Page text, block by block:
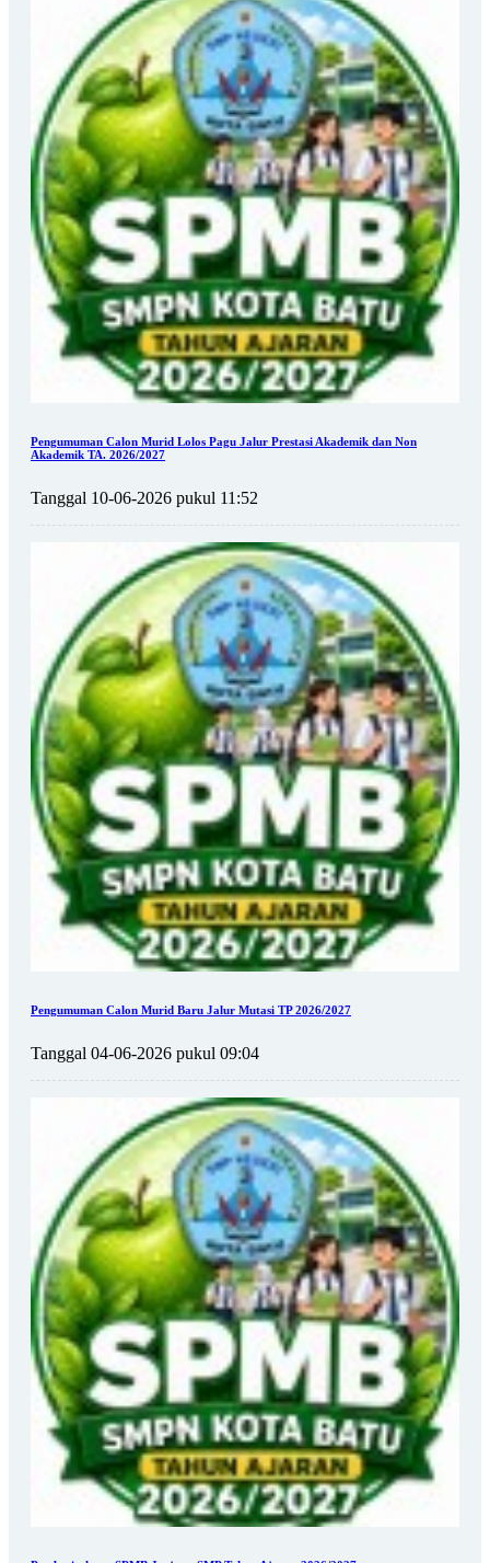
Pengumuman Calon Murid Lolos Pagu Jalur Prestasi Akademik dan Non
Akademik TA. 2026/2027
Tanggal 10-06-2026 pukul 11:52
Pengumuman Calon Murid Baru Jalur Mutasi TP 2026/2027
Tanggal 04-06-2026 pukul 09:04